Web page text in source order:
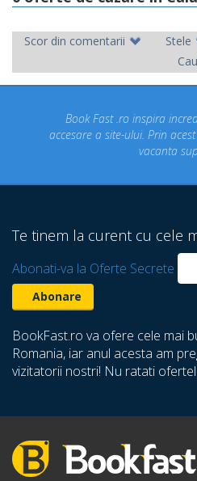
Scor din comentarii
Stele
.ro inspira incredere inca de la
a site-ului. Prin acest site am avut
Te tinem la curent cu cele
Abonati-va la Oferte Secrete
BookFast.ro va ofere cele mai
Romania, iar anul acesta am
vizitatorii nostri! Nu ratati